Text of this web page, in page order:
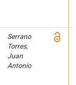
Serrano
Torres,
Juan
Antonio